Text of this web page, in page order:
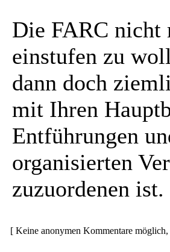
Die FARC nicht
einstufen zu
dann doch
mit Ihren
Entführungen
organisierten
zuzuordenen ist.
[ Keine anonymen Kommentare